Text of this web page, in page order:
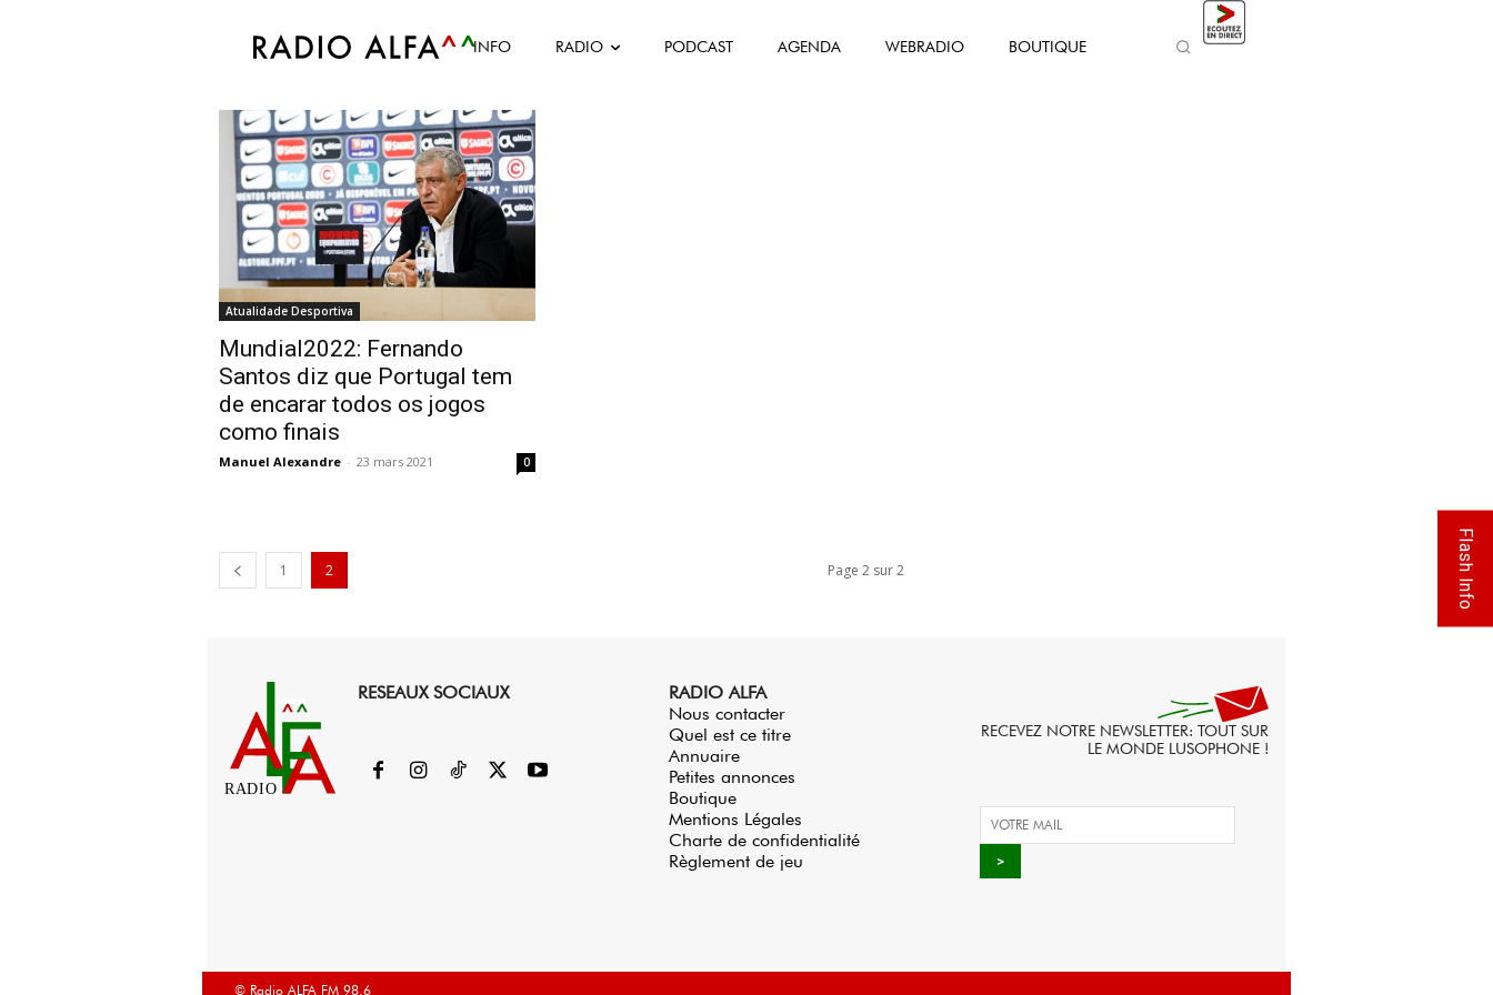
INFO RADIO PODCAST AGENDA WEBRADIO BOUTIQUE
Accueil Tags Rúben Dias
Tag: Rúben Dias
Atualidade Desportiva
Mundial2022: Fernando
Santos diz que Portugal tem
de encarar todos os jogos
como finais
Manuel Alexandre - 23 mars 2021 0
1 2 Page 2 sur 2
RADIO
RESEAUX SOCIAUX
RADIO ALFA
Nous contacter
Quel est ce titre
Annuaire
Petites annonces
Boutique
Mentions Légales
Charte de confidentialité
Règlement de jeu
RECEVEZ NOTRE NEWSLETTER: TOUT SUR
LE MONDE LUSOPHONE !
© Radio ALFA FM 98.6
Flash Info